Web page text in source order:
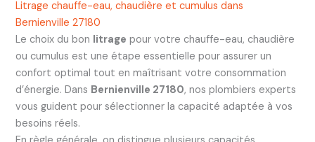
Litrage chauffe-eau, chaudière et cumulus dans
Bernienville 27180
Le choix du bon litrage pour votre chauffe-eau, chaudière
ou cumulus est une étape essentielle pour assurer un
confort optimal tout en maîtrisant votre consommation
d’énergie. Dans Bernienville 27180, nos plombiers experts
vous guident pour sélectionner la capacité adaptée à vos
besoins réels.